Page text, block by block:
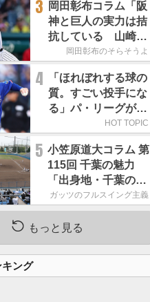
3
岡田彰布コラム「阪
神と巨人の実力は拮
抗している 山崎、
小笠原の存在は大き
岡田彰布のそらそうよ
4
「ほれぼれする球の
質。すごい投手にな
る」パ・リーグが驚
いた「中日の左腕」
HOT TOPIC
5 小笠原道大コラム 第
115回 千葉の魅力
「出身地・千葉の話
の続き。昔から野球
熱の高い土地柄で
す」
ガッツのフルスイング主義
もっと見る
ング